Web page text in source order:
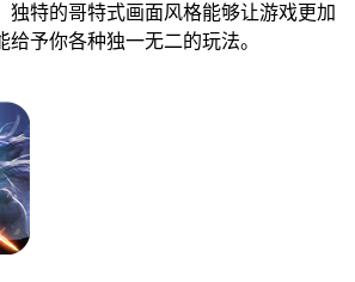
独特的哥特式画面风格能够让游戏更加
给予你各种独一无二的玩法。